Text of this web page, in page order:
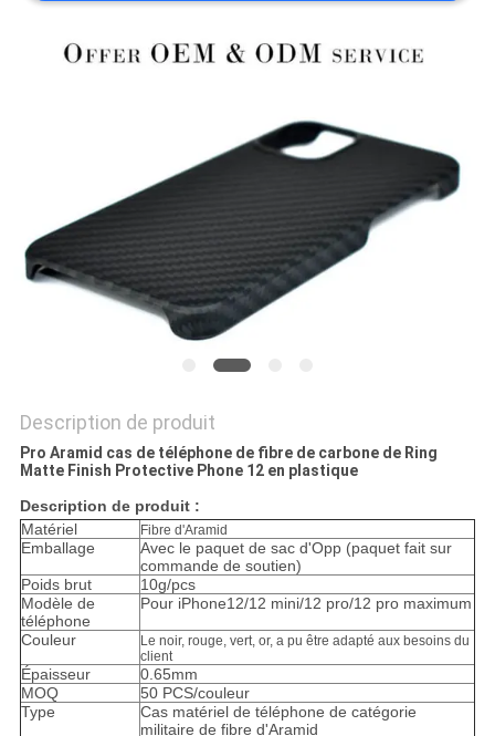
SITE
Description de produit
Pro Aramid cas de téléphone de fibre de carbone de Ring
Matte Finish Protective Phone 12 en plastique
Description de produit :
Matériel
Fibre d'Aramid
Emballage
Avec le paquet de sac d'Opp (paquet fait sur
commande de soutien)
Poids brut
10g/pcs
Modèle de
téléphone
Pour iPhone12/12 mini/12 pro/12 pro maximum
Couleur
Le noir, rouge, vert, or, a pu être adapté aux besoins du
client
Épaisseur
0.65mm
MOQ
50 PCS/couleur
Type
Cas matériel de téléphone de catégorie
militaire de fibre d'Aramid